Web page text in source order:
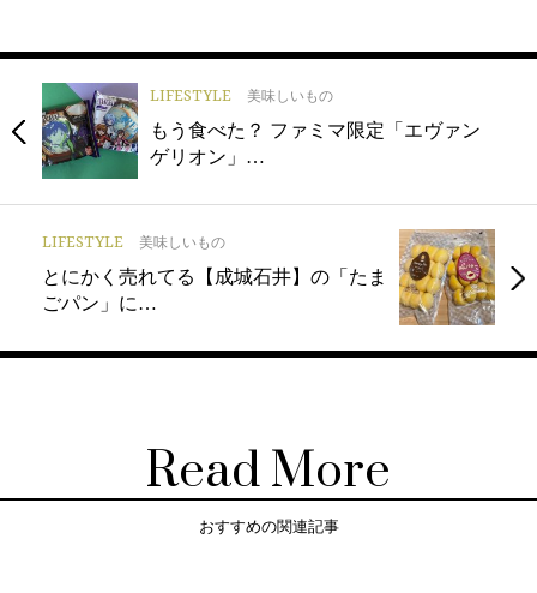
LIFESTYLE 美味しいもの
もう食べた？ ファミマ限定「エヴァン
ゲリオン」…
LIFESTYLE 美味しいもの
とにかく売れてる【成城石井】の「たま
ごパン」に…
Read More
おすすめの関連記事